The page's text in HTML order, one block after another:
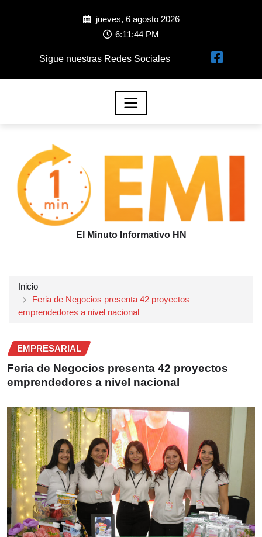
jueves, 6 agosto 2026
6:11:46 PM
Sigue nuestras Redes Sociales
El Minuto Informativo HN
Inicio
Feria de Negocios presenta 42 proyectos
emprendedores a nivel nacional
EMPRESARIAL
Feria de Negocios presenta 42 proyectos
emprendedores a nivel nacional